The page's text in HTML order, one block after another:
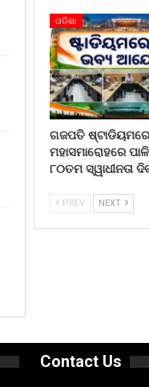
ଓଡିଶା
ଗଜପତି ଷ୍ଟାଡିୟମରେ
ମହାସମାରୋହରେ
୮୦ତମ ସ୍ୱାଧୀନତା
PREV NEXT
Contact Us